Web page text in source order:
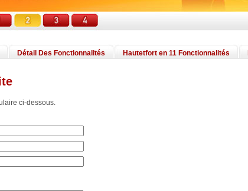
Détail Des Fonctionnalités Hautetfort en 11 Fonctionnalités
ci-dessous.